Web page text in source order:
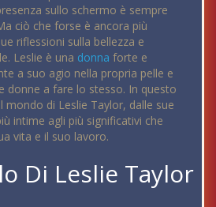
sullo schermo è sempre
ciò che forse è ancora più
riflessioni sulla bellezza e
Leslie è una donna forte e
a suo agio nella propria pelle e
donne a fare lo stesso. In questo
di Leslie Taylor, dalle sue
intime agli più significativi che
vita e il suo lavoro.
Di Leslie Taylor